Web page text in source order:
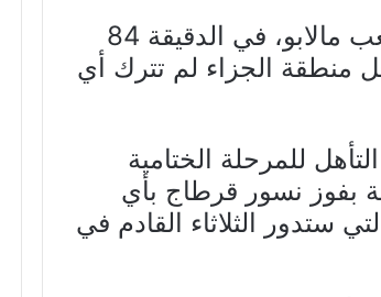
وجاء الهدف الوحيد في اللقاء الذي دار في ملعب مالابو، في الدقيقة 84
منطقة الجزاء لم تترك أي
للمرحلة الختامية
بفوز نسور قرطاج بأي
ستدور الثلاثاء القادم في